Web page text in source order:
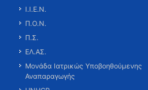
Ι.Ι.Ε.Ν.
Π.Ο.Ν.
Π.Σ.
ΕΛ.ΑΣ.
Μονάδα Ιατρικώς Υποβοηθούμενης
Αναπαραγωγής